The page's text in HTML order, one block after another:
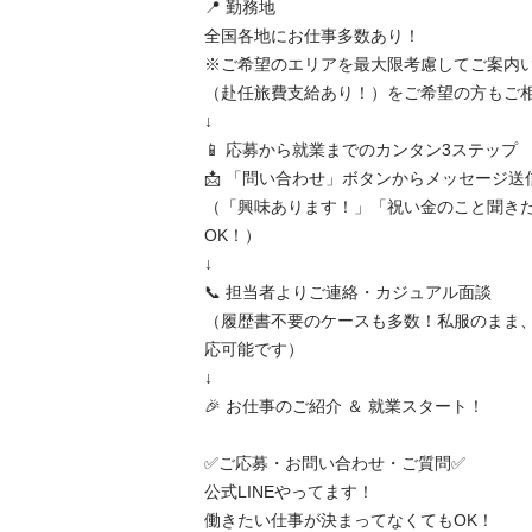
📍 勤務地
全国各地にお仕事多数あり！
※ご希望のエリアを最大限考慮してご案内
（赴任旅費支給あり！）をご希望の方もご
↓
📱 応募から就業までのカンタン3ステップ
📩 「問い合わせ」ボタンからメッセージ送
（「興味あります！」「祝い金のこと聞き
OK！）
↓
📞 担当者よりご連絡・カジュアル面談
（履歴書不要のケースも多数！私服のまま
応可能です）
↓
🎉 お仕事のご紹介 ＆ 就業スタート！
✅ご応募・お問い合わせ・ご質問✅
公式LINEやってます！
働きたい仕事が決まってなくてもOK！